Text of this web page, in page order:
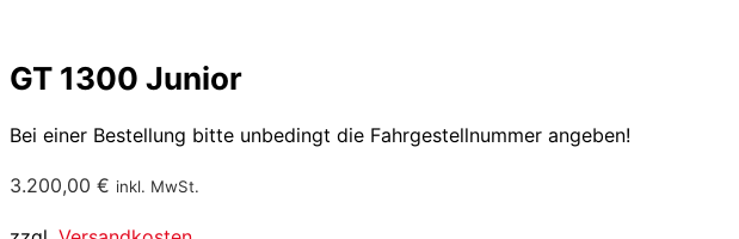
GT 1300 Junior
Bei einer Bestellung bitte unbedingt die Fahrgestellnummer angeben!
3.200,00 € inkl. MwSt.